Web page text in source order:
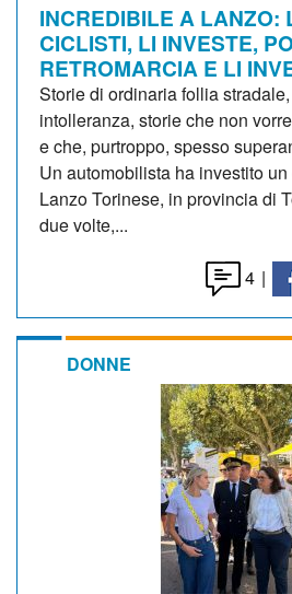
INCREDIBILE A LANZO:
CICLISTI, LI INVESTE,
RETROMARCIA E LI
Storie di ordinaria follia
intolleranza, storie che non
e che, purtroppo, spesso
Un automobilista ha investito
Lanzo Torinese, in provincia di
due volte,...
4 |
DONNE